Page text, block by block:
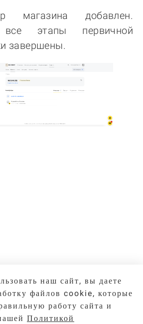
магазина добавлен.
все этапы первичной
завершены.
наш сайт, вы даете
файлов cookie, которые
работу сайта и
Политикой